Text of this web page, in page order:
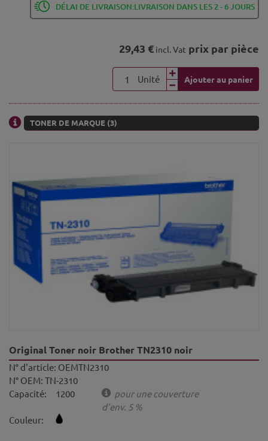
DÉLAI DE LIVRAISON:LIVRAISON DANS LES 2 - 6 JOURS
29,43 € incl. Vat prix par pièce
Unité Ajouter au panier
TONER DE MARQUE (3)
Original Toner noir Brother TN2310 noir
N° d'article: OEMTN2310
N° OEM: TN-2310
Capacité:
1200
pour une couverture
d'env. 5 %
Couleur: